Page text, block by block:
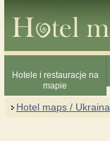
Hotele i restauracje na
mapie
Hotel maps / Ukraina